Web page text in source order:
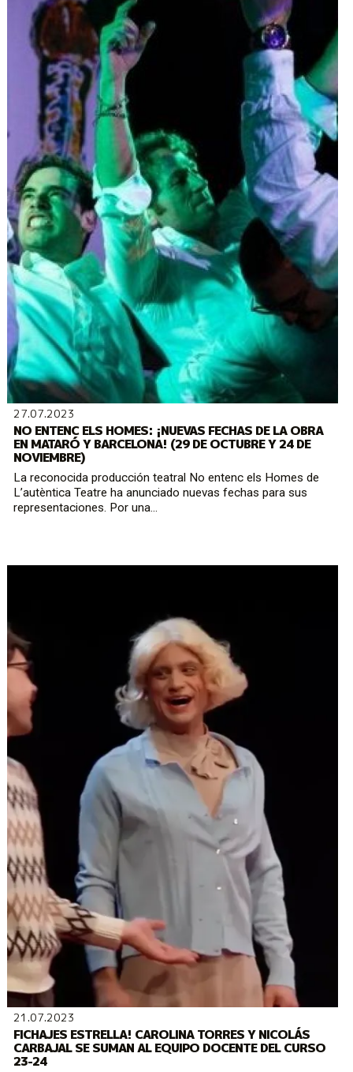
27.07.2023
NO ENTENC ELS HOMES: ¡NUEVAS FECHAS DE LA OBRA
EN MATARÓ Y BARCELONA! (29 DE OCTUBRE Y 24 DE
NOVIEMBRE)
La reconocida producción teatral No entenc els Homes de
L’autèntica Teatre ha anunciado nuevas fechas para sus
representaciones. Por una...
21.07.2023
FICHAJES ESTRELLA! CAROLINA TORRES Y NICOLÁS
CARBAJAL SE SUMAN AL EQUIPO DOCENTE DEL CURSO
23-24